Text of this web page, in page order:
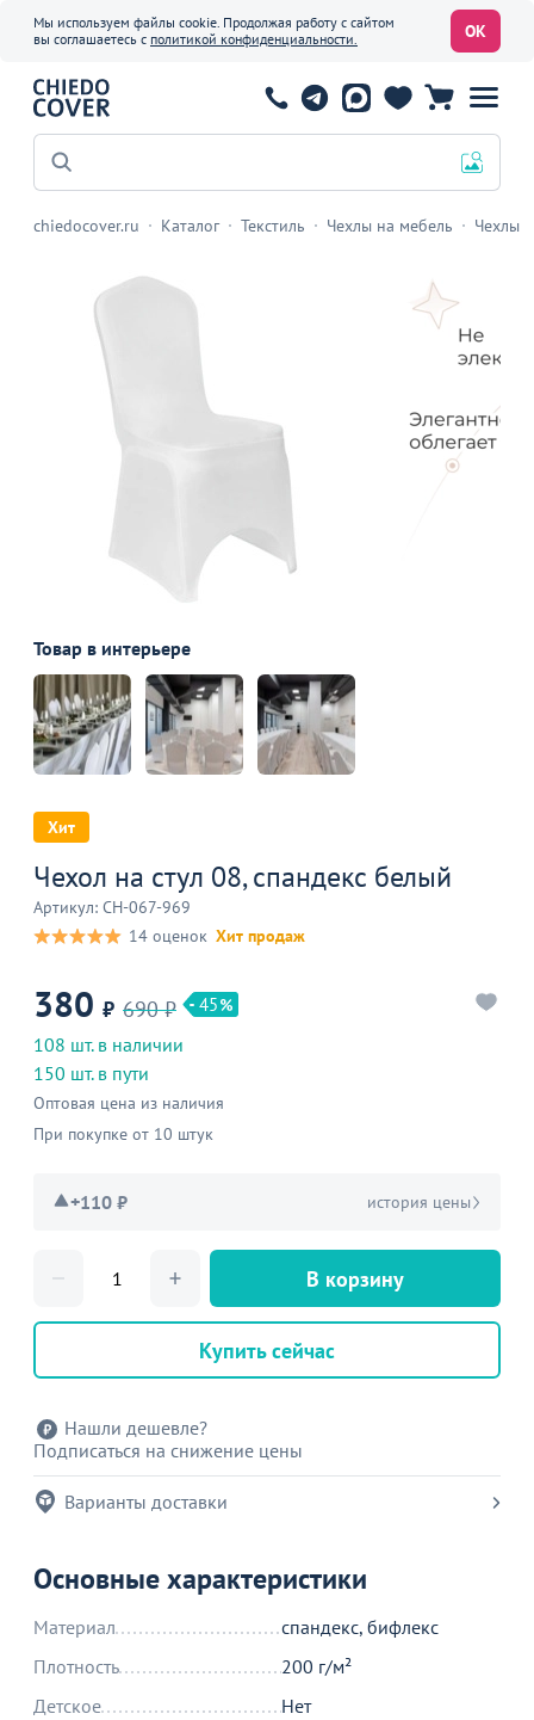
Мы используем файлы cookie. Продолжая работу с сайтом
вы соглашаетесь с политикой конфиденциальности. ОК
chiedocover.ru Каталог Текстиль Чехлы на мебель Чехлы
Товар в интерьере
Хит
Чехол на стул 08, спандекс белый
Артикул: CH-067-969
14 оценок Хит продаж
380 ₽ 690 ₽ 45
108 шт. в наличии
150 шт. в пути
Оптовая цена из наличия
При покупке от 10 штук
+110 ₽ история цены
В корзину
Купить сейчас
Нашли дешевле?
Подписаться на снижение цены
Варианты доставки
Основные характеристики
Материал
спандекс, бифлекс
Плотность
200 г/м²
Детское
Нет